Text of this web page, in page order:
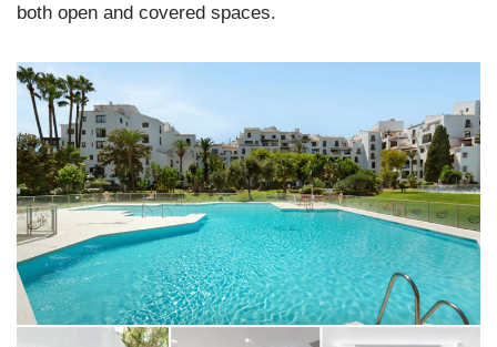
both open and covered spaces.